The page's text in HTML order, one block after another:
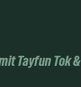
Tayfun Tok